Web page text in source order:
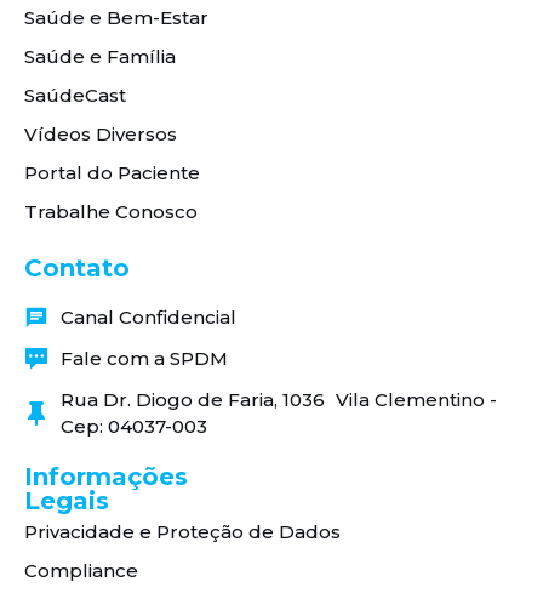
Saúde e Bem-Estar
Saúde e Família
SaúdeCast
Vídeos Diversos
Portal do Paciente
Trabalhe Conosco
Contato
Canal Confidencial
Fale com a SPDM
Rua Dr. Diogo de Faria, 1036 Vila Clementino -
Cep: 04037-003
Informações
Legais
Privacidade e Proteção de Dados
Compliance